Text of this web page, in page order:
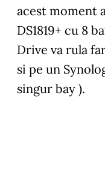
acest moment
DS1819+ cu 8
Drive va rula
si pe un
singur bay ).